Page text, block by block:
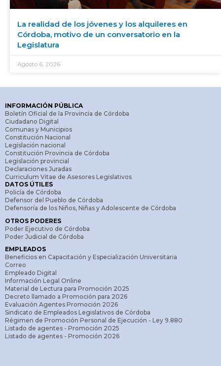
La realidad de los jóvenes y los alquileres en
Córdoba, motivo de un conversatorio en la
Legislatura
Agosto 6, 2026
INFORMACIÓN PÚBLICA
Boletín Oficial de la Provincia de Córdoba
Ciudadano Digital
Comunas y Municipios
Constitución Nacional
Legislación nacional
Constitución Provincia de Córdoba
Legislación provincial
Declaraciones Juradas
Curriculum Vitae de Asesores Legislativos
DATOS ÚTILES
Policía de Córdoba
Defensor del Pueblo de Córdoba
Defensoría de los Niños, Niñas y Adolescente de Córdoba
OTROS PODERES
Poder Ejecutivo de Córdoba
Poder Judicial de Córdoba
EMPLEADOS
Beneficios en Capacitación y Especialización Universitaria
Correo
Empleado Digital
Información Legal Online
Material de Lectura para Promoción 2025
Decreto llamado a Promoción para 2026
Evaluación Agentes Promoción 2026
Sindicato de Empleados Legislativos de Córdoba
Régimen de Promoción Personal de Ejecución - Ley 9.880
Listado de agentes - Promoción 2025
Listado de agentes - Promoción 2026